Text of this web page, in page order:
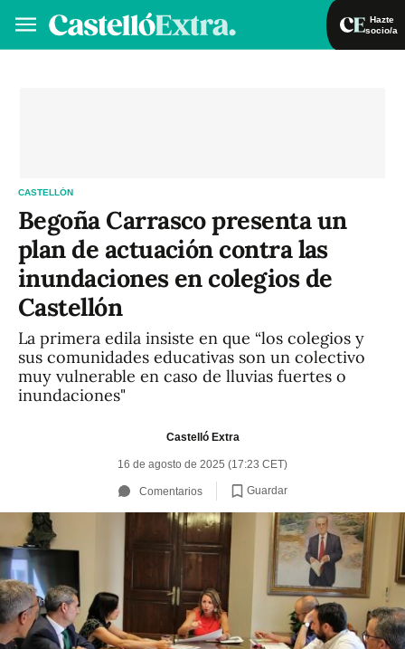
Hazte
socio/a
CASTELLÓN
Begoña Carrasco presenta un
plan de actuación contra las
inundaciones en colegios de
Castellón
La primera edila insiste en que “los colegios y
sus comunidades educativas son un colectivo
muy vulnerable en caso de lluvias fuertes o
inundaciones"
Castelló Extra
16 de agosto de 2025 (17:23 CET)
Comentarios Guardar